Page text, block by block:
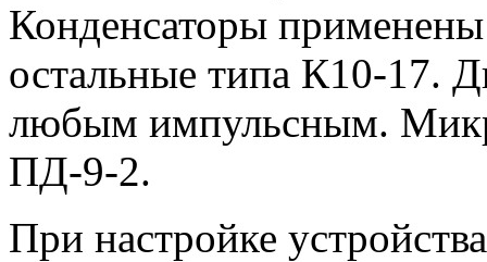
Конденсаторы
остальные типа К10-17.
любым импульсным.
ПД-9-2.
При настройке